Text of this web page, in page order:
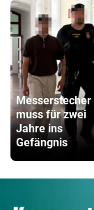
Messerstecher
muss für zwei
Jahre ins
Gefängnis